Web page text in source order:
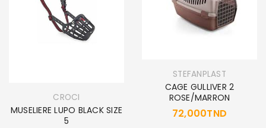
CROCI
MUSELIERE LUPO BLACK SIZE
5
STEFANPLAST
CAGE GULLIVER 2
ROSE/MARRON
72,000TND